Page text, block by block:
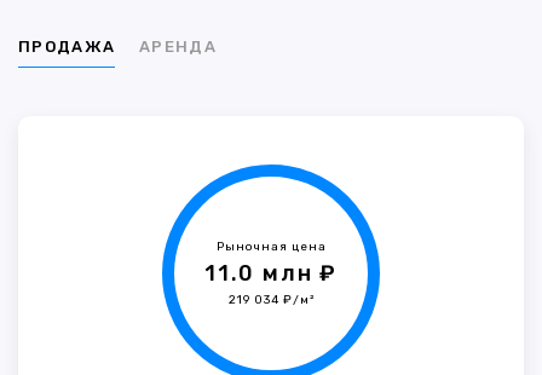
ПРОДАЖА АРЕНДА
Рыночная цена
11.0 млн ₽
219 034 ₽/м²